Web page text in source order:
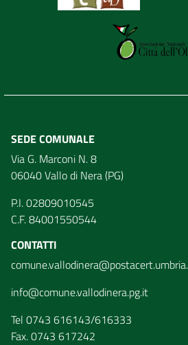
SEDE COMUNALE
Via G. Marconi N. 8
06040 Vallo di Nera (PG)
P.I. 02809010545
C.F. 84001550544
CONTATTI
info@comune.vallodinera.pg.it
Tel 0743 616143/616333
Fax. 0743 617242